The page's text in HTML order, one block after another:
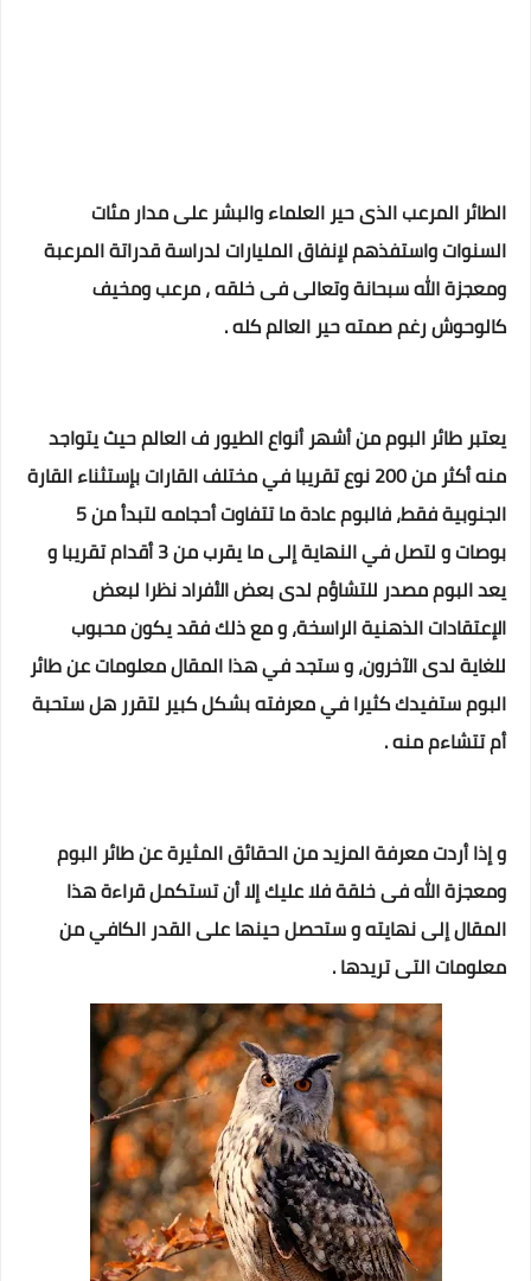
الطائر المرعب الذى حير العلماء والبشر على مدار مئات
السنوات واستفذهم لإنفاق المليارات لدراسة قدراتة المرعبة
ومعجزة الله سبحانة وتعالى فى خلقه ، مرعب ومخيف
كالوحوش رغم صمته حير العالم كله .
يعتبر طائر البوم من أشهر أنواع الطيور ف العالم حيث يتواجد
منه أكثر من 200 نوع تقريبا في مختلف القارات بإستثناء القارة
الجنوبية فقط، فالبوم عادة ما تتفاوت أحجامه لتبدأ من 5
بوصات و لتصل في النهاية إلى ما يقرب من 3 أقدام تقريبا و
يعد البوم مصدر للتشاؤم لدى بعض الأفراد نظرا لبعض
الإعتقادات الذهنية الراسخة، و مع ذلك فقد يكون محبوب
للغاية لدى الآخرون، و ستجد في هذا المقال معلومات عن طائر
البوم ستفيدك كثيرا في معرفته بشكل كبير لتقرر هل ستحبة
أم تتشاءم منه .
و إذا أردت معرفة المزيد من الحقائق المثيرة عن طائر البوم
ومعجزة الله فى خلقة فلا عليك إلا أن تستكمل قراءة هذا
المقال إلى نهايته و ستحصل حينها على القدر الكافي من
معلومات التى تريدها .